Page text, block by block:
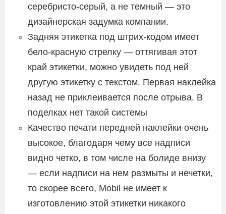
серебристо-серый, а не темный — это
дизайнерская задумка компании.
Задняя этикетка под штрих-кодом имеет
бело-красную стрелку — оттягивая этот
край этикетки, можно увидеть под ней
другую этикетку с текстом. Первая наклейка
назад не приклеивается после отрыва. В
поделках нет такой системы
Качество печати передней наклейки очень
высокое, благодаря чему все надписи
видно четко, в том числе на болиде внизу
— если надписи на нем размыты и нечетки,
то скорее всего, Mobil не имеет к
изготовлению этой этикетки никакого